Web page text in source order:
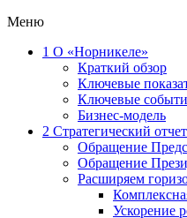
Меню
1 О «Норникеле»
Краткий обзор
Ключевые
Ключевые
Бизнес-модель
2 Стратегический отчет
Обращение
Обращение
Расширяем
Ускорение